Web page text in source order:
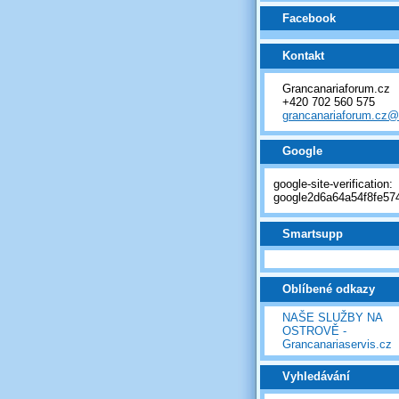
Facebook
Kontakt
Grancanariaforum.cz
+420 702 560 575
Google
google-site-verification:
Smartsupp
Oblíbené odkazy
NAŠE SLUŽBY NA
OSTROVĚ -
Grancanariaservis.cz
Vyhledávání